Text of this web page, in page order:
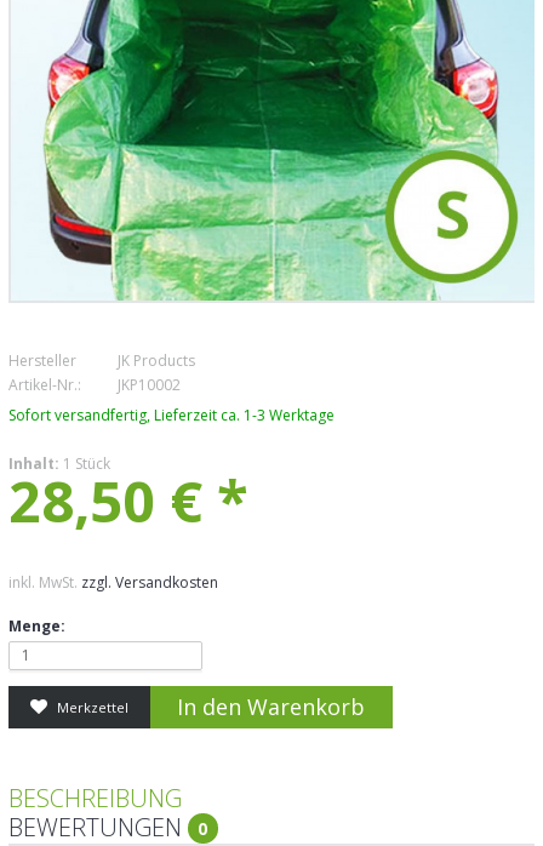
KONTAKT
Hersteller
JK Products
Artikel-Nr.:
JKP10002
Sofort versandfertig, Lieferzeit ca. 1-3 Werktage
Inhalt: 1 Stück
28,50 € *
inkl. MwSt. zzgl. Versandkosten
Menge:
1
Merkzettel
BESCHREIBUNG
BEWERTUNGEN
0